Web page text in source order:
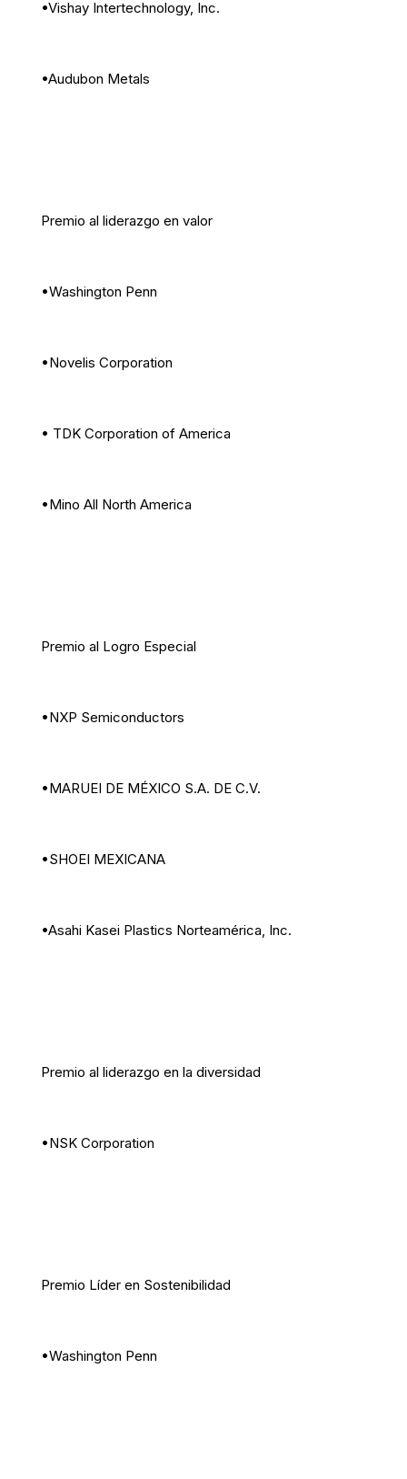
•Vishay Intertechnology, Inc.
•Audubon Metals
Premio al liderazgo en valor
•Washington Penn
•Novelis Corporation
• TDK Corporation of America
•Mino All North America
Premio al Logro Especial
•NXP Semiconductors
•MARUEI DE MÉXICO S.A. DE C.V.
•SHOEI MEXICANA
•Asahi Kasei Plastics Norteamérica, Inc.
Premio al liderazgo en la diversidad
•NSK Corporation
Premio Líder en Sostenibilidad
•Washington Penn